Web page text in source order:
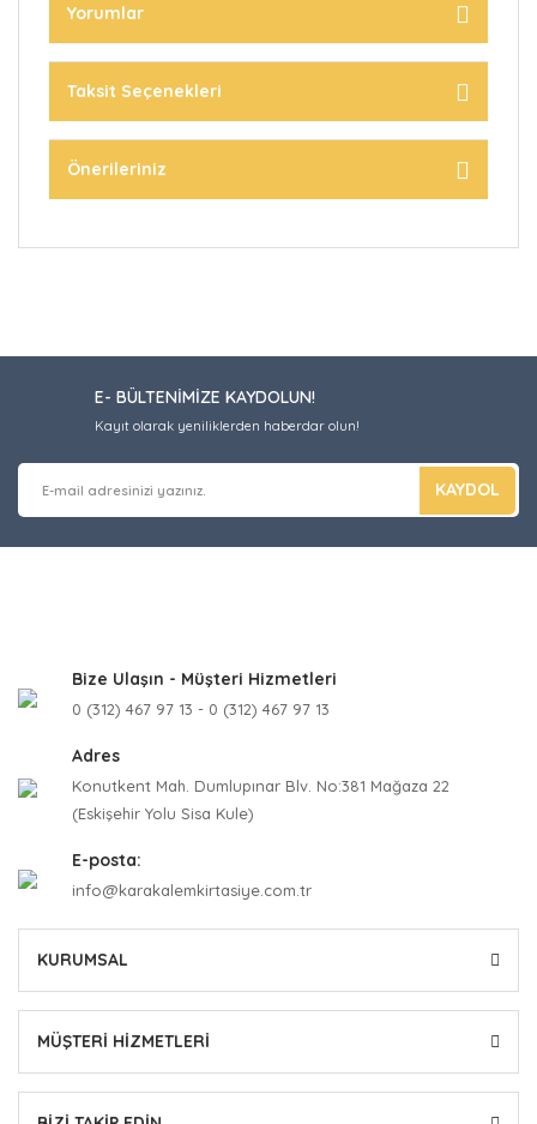
Yorumlar
Taksit Seçenekleri
Önerileriniz
E- BÜLTENİMİZE KAYDOLUN!
Kayıt olarak yeniliklerden haberdar olun!
KAYDOL
Bize Ulaşın - Müşteri Hizmetleri
0 (312) 467 97 13 - 0 (312) 467 97 13
Adres
Konutkent Mah. Dumlupınar Blv. No:381 Mağaza 22
(Eskişehir Yolu Sisa Kule)
E-posta:
info@karakalemkirtasiye.com.tr
KURUMSAL
MÜŞTERİ HİZMETLERİ